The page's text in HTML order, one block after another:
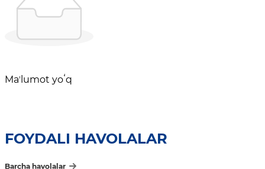
Maʼlumot yoʻq
FOYDALI HAVOLALAR
Barcha havolalar